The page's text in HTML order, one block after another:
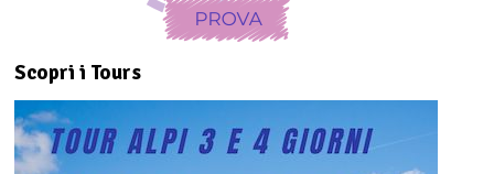
Scopri i Tours